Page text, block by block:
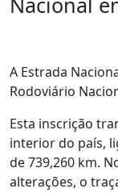
A Estrada
Rodoviário
Esta inscrição
interior do país,
de 739,260 km.
alterações, o